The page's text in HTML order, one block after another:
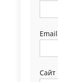
Email
Сайт